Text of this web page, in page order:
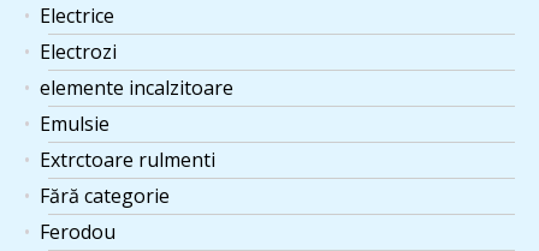
Electrice
Electrozi
elemente incalzitoare
Emulsie
Extrctoare rulmenti
Fără categorie
Ferodou